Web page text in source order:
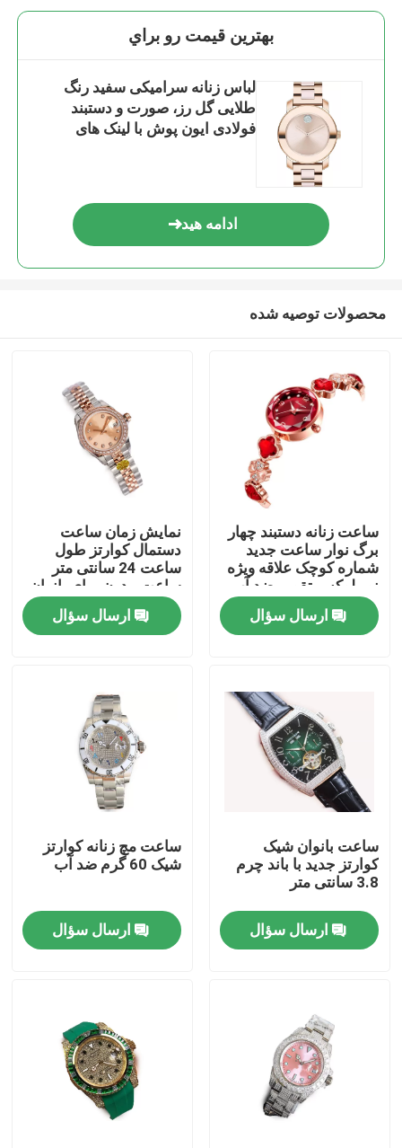
خونه
ویدیو
درباره ما
تور کارخانه
کنترل کیفیت
درخواست نقل قول
ساعت مچی مکانیکی
بهترين قيمت رو براي
لباس زنانه سرامیکی سفید رنگ
طلایی گل رز، صورت و دستبند
فولادی ایون پوش با لینک های
ادامه هید
محصولات توصیه شده
ساعت زنانه دستبند چهار
برگ نوار ساعت جدید
شماره کوچک علاقه ویژه
نور لوکس تقویم ضد آب
لوکس
ارسال سؤال
نمایش زمان ساعت
دستمال کوارتز طول
ساعت 24 سانتی متر
ساعت مدرن برای بانوان
ارسال سؤال
ساعت بانوان شیک
کوارتز جدید با باند چرم
3.8 سانتی متر
ارسال سؤال
ساعت مچ زنانه کوارتز
شیک 60 گرم ضد آب
ارسال سؤال